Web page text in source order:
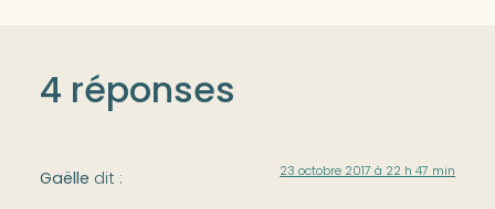
4 réponses
Gaëlle dit : 23 octobre 2017 à 22 h 47 min